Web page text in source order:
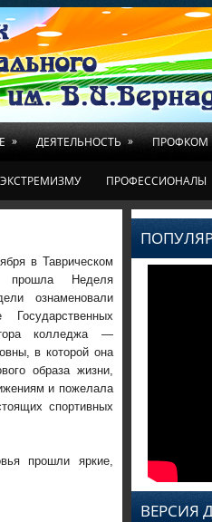
» ДЕЯТЕЛЬНОСТЬ » ПРОФКОМ
ПРОФЕССИОНАЛЫ
в Таврическом
прошла Неделя
ознаменовали
Государственных
колледжа —
в которой она
образа жизни,
и пожелала
спортивных
прошли яркие,
ВЕРСИЯ